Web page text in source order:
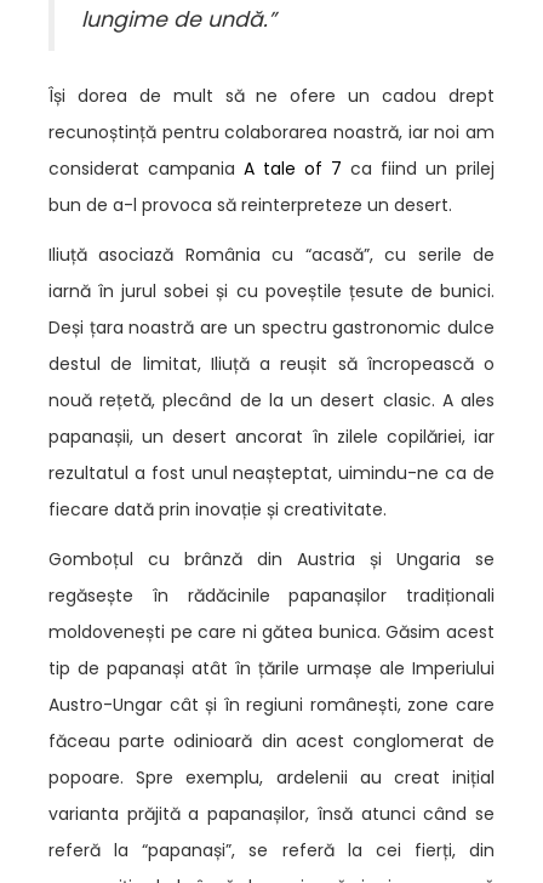
lungime de undă.”
Își dorea de mult să ne ofere un cadou drept
recunoștință pentru colaborarea noastră, iar noi am
considerat campania A tale of 7 ca fiind un prilej
bun de a-l provoca să reinterpreteze un desert.
Iliuță asociază România cu “acasă”, cu serile de
iarnă în jurul sobei și cu poveștile țesute de bunici.
Deși țara noastră are un spectru gastronomic dulce
destul de limitat, Iliuță a reușit să încropească o
nouă rețetă, plecând de la un desert clasic. A ales
papanașii, un desert ancorat în zilele copilăriei, iar
rezultatul a fost unul neașteptat, uimindu-ne ca de
fiecare dată prin inovație și creativitate.
Gomboțul cu brânză din Austria și Ungaria se
regăsește în rădăcinile papanașilor tradiționali
moldovenești pe care ni gătea bunica. Găsim acest
tip de papanași atât în țările urmașe ale Imperiului
Austro-Ungar cât și în regiuni românești, zone care
făceau parte odinioară din acest conglomerat de
popoare. Spre exemplu, ardelenii au creat inițial
varianta prăjită a papanașilor, însă atunci când se
referă la “papanași”, se referă la cei fierți, din